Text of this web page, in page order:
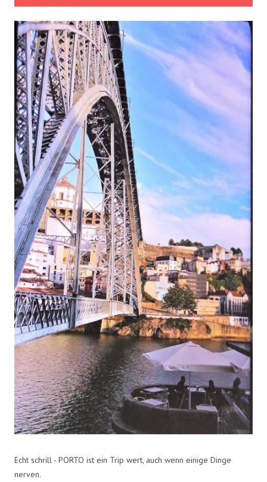
Echt schrill - PORTO ist ein Trip wert, auch wenn einige Dinge
nerven.